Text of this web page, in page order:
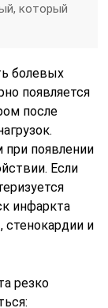
который
болевых
появляется
после
при появлении
Если
инфаркта
стенокардии и
резко